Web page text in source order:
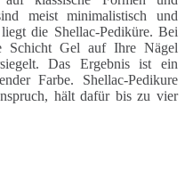
meist minimalistisch und
liegt die Shellac-Pediküre. Bei
Schicht Gel auf Ihre Nägel
Das Ergebnis ist ein
Farbe. Shellac-Pedikure
hält dafür bis zu vier